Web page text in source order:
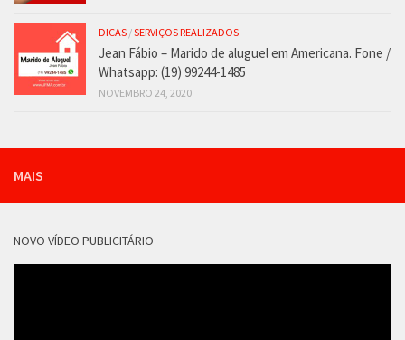
DICAS /SERVIÇOS REALIZADOS
Jean Fábio – Marido de aluguel em Americana. Fone /
Whatsapp: (19) 99244-1485
NOVEMBRO 24, 2020
MAIS
NOVO VÍDEO PUBLICITÁRIO